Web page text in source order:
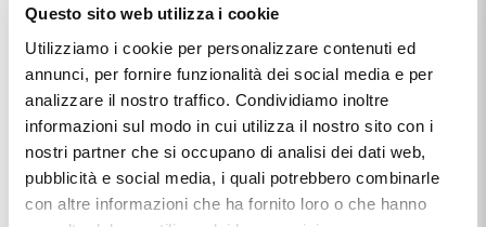
Questo sito web utilizza i cookie
Utilizziamo i cookie per personalizzare contenuti ed
annunci, per fornire funzionalità dei social media e per
analizzare il nostro traffico. Condividiamo inoltre
informazioni sul modo in cui utilizza il nostro sito con i
nostri partner che si occupano di analisi dei dati web,
pubblicità e social media, i quali potrebbero combinarle
con altre informazioni che ha fornito loro o che hanno
Questo articolo dal nomeBRACCIALE NANAN DA BAMBINA
IN ARGENTO ROSA CON ZIRCONI MULTICOLOR NAN 0525,
distribuito dal marchioNANAN
, che trovi nella categoria
GIOIELLI DA BAMBINO, e più precisamente nella
sottocategoria GIOIELLI DA BAMBINO IN ARGENTO , è un
prodotto al momento non disponibile ed il prezzo di questo
prodotto è pari a € 69,00.